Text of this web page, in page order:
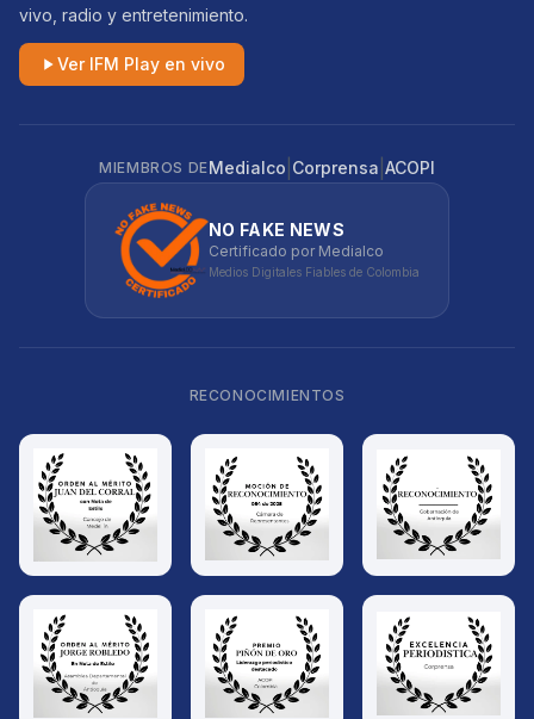
vivo, radio y entretenimiento.
Ver IFM Play en vivo
MIEMBROS DEMedialco Corprensa ACOPI
NO FAKE NEWS
Certificado por Medialco
Medios Digitales Fiables de Colombia
RECONOCIMIENTOS